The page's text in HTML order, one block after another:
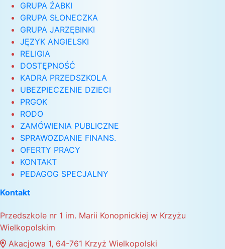
GRUPA ŻABKI
GRUPA SŁONECZKA
GRUPA JARZĘBINKI
JĘZYK ANGIELSKI
RELIGIA
DOSTĘPNOŚĆ
KADRA PRZEDSZKOLA
UBEZPIECZENIE DZIECI
PRGOK
RODO
ZAMÓWIENIA PUBLICZNE
SPRAWOZDANIE FINANS.
OFERTY PRACY
KONTAKT
PEDAGOG SPECJALNY
Kontakt
Przedszkole nr 1 im. Marii Konopnickiej w Krzyżu
Wielkopolskim
Akacjowa 1, 64-761 Krzyż Wielkopolski